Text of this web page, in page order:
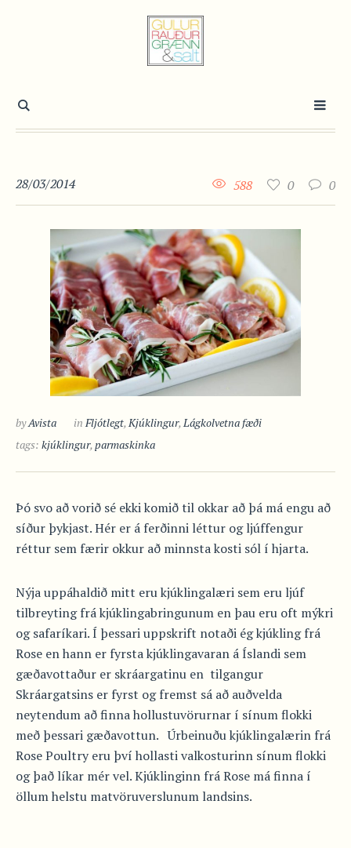
28/03/2014 0
0
588
byAvista in Fljótlegt,Kjúklingur,Lágkolvetna fæði
tags: kjúklingur,parmaskinka
Þó svo að vorið sé ekki komið til okkar að þá má engu að
síður þykjast. Hér er á ferðinni léttur og ljúffengur
réttur sem færir okkur að minnsta kosti sól í hjarta.
Nýja uppáhaldið mitt eru kjúklingalæri sem eru ljúf
tilbreyting frá kjúklingabringunum en þau eru oft mýkri
og safaríkari. Í þessari uppskrift notaði ég kjúkling frá
Rose en hann er fyrsta kjúklingavaran á Íslandi sem
gæðavottaður er skráargatinu en tilgangur
Skráargatsins er fyrst og fremst sá að auðvelda
neytendum að finna hollustuvörurnar í sínum flokki
með þessari gæðavottun. Úrbeinuðu kjúklingalærin frá
Rose Poultry eru því hollasti valkosturinn sínum flokki
og það líkar mér vel. Kjúklinginn frá Rose má finna í
öllum helstu matvöruverslunum landsins.